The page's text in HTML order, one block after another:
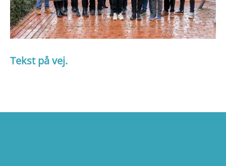
Tekst på vej.